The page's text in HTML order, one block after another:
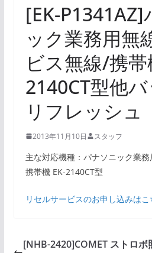
[EK-P1341AZ]
ック業務用無
ビス無線/携帯
2140CT型他
リフレッシュ
2013年11月10日 スタッフ
主な対応機種：パナソニック業
携帯機 EK-2140CT型
リセルサービスのお申し込みはこ
[NHB-2420]COMET ストロボ